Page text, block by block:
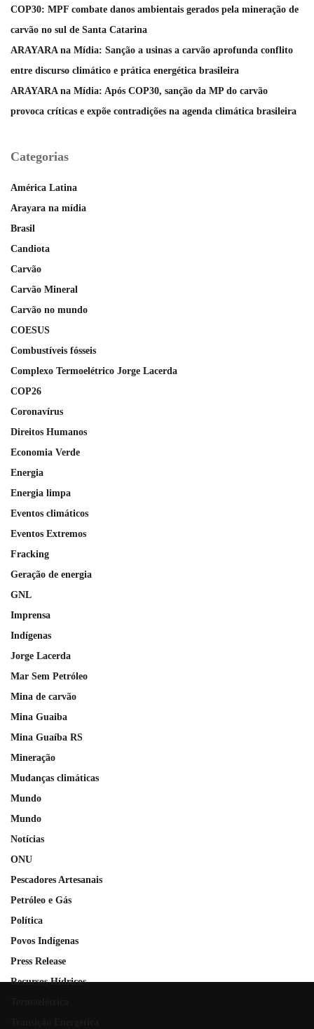
COP30: MPF combate danos ambientais gerados pela mineração de
carvão no sul de Santa Catarina
ARAYARA na Mídia: Sanção a usinas a carvão aprofunda conflito
entre discurso climático e prática energética brasileira
ARAYARA na Mídia: Após COP30, sanção da MP do carvão
provoca críticas e expõe contradições na agenda climática brasileira
Categorias
América Latina
Arayara na mídia
Brasil
Candiota
Carvão
Carvão Mineral
Carvão no mundo
COESUS
Combustíveis fósseis
Complexo Termoelétrico Jorge Lacerda
COP26
Coronavírus
Direitos Humanos
Economia Verde
Energia
Energia limpa
Eventos climáticos
Eventos Extremos
Fracking
Geração de energia
GNL
Imprensa
Indígenas
Jorge Lacerda
Mar Sem Petróleo
Mina de carvão
Mina Guaiba
Mina Guaíba RS
Mineração
Mudanças climáticas
Mundo
Mundo
Notícias
ONU
Pescadores Artesanais
Petróleo e Gás
Política
Povos Indígenas
Press Release
Recursos Hídricos